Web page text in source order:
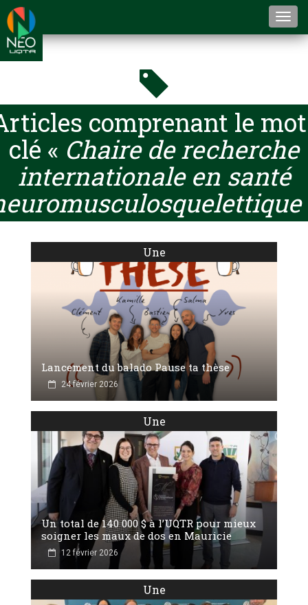
comprenant le
clé « Chaire de recherche
internationale en santé
Une
Lancement du balado Pause ta thèse
24 février 2026
Une
Un total de 140 000 $ à l’UQTR pour mieux
soigner les maux de dos en Mauricie
12 février 2026
Une